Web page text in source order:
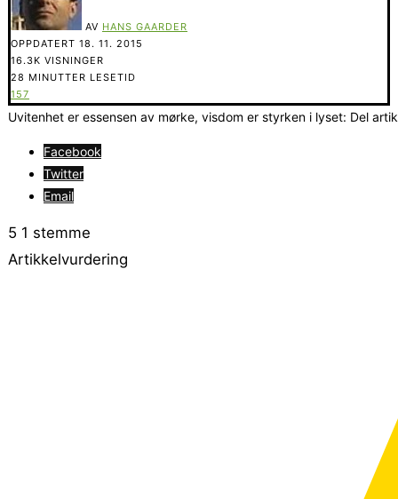
AV HANS GAARDER
OPPDATERT 18. 11. 2015
16.3K VISNINGER
28 MINUTTER LESETID
157
Uvitenhet er essensen av mørke, visdom er styrken i lyset: Del
Facebook
Twitter
Email
5 1 stemme
Artikkelvurdering